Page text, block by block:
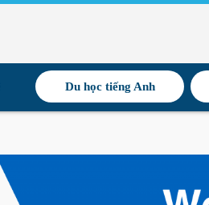
Du học tiếng Anh